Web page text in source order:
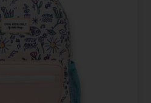
Inscription